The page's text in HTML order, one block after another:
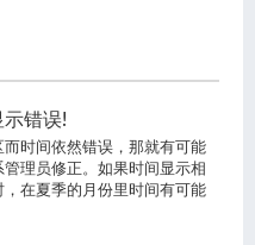
错误!
时间依然错误，那就有可能
理员修正。如果时间显示相
在夏季的月份里时间有可能